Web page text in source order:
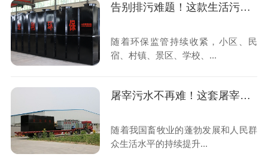
告别排污难题！这款生活污水处理设备稳定达标、运维省心
随着环保监管持续收紧，小区、民
宿、村镇、景区、学校、...
屠宰污水不再难！这套屠宰污水处理设备全国上千家屠宰场都在用
随着我国畜牧业的蓬勃发展和人民群
众生活水平的持续提升...